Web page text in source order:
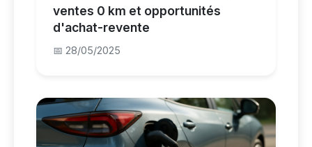
ventes 0 km et opportunités
d'achat-revente
📅 28/05/2025